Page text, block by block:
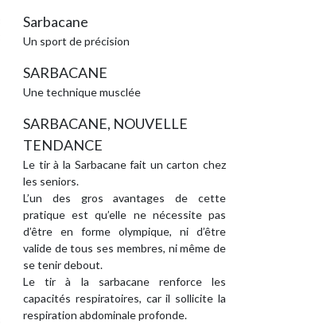
Sarbacane
Un sport de précision
SARBACANE
Une technique musclée
SARBACANE, NOUVELLE
TENDANCE
Le tir à la Sarbacane fait un carton chez
les seniors.
L’un des gros avantages de cette
pratique est qu’elle ne nécessite pas
d’être en forme olympique, ni d’être
valide de tous ses membres, ni même de
se tenir debout.
Le tir à la sarbacane renforce les
capacités respiratoires, car il sollicite la
respiration abdominale profonde.